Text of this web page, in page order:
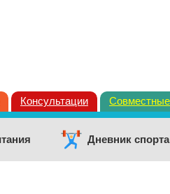
Консультации Совместные
Дневник спорта